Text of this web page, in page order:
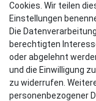
Cookies. Wir teilen
Einstellungen
Die
berechtigten
oder abgelehnt
und die Einwilligung
zu widerrufen.
personenbezogener